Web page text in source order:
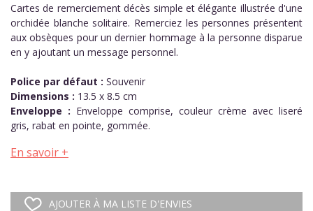
(4 avis)
Cartes de remerciement décès simple et élégante illustrée d'une
orchidée blanche solitaire. Remerciez les personnes présentent
aux obsèques pour un dernier hommage à la personne disparue
en y ajoutant un message personnel.
Police par défaut : Souvenir
Dimensions : 13.5 x 8.5 cm
Enveloppe : Enveloppe comprise, couleur crème avec liseré
gris, rabat en pointe, gommée.
En savoir +
AJOUTER À MA LISTE D'ENVIES